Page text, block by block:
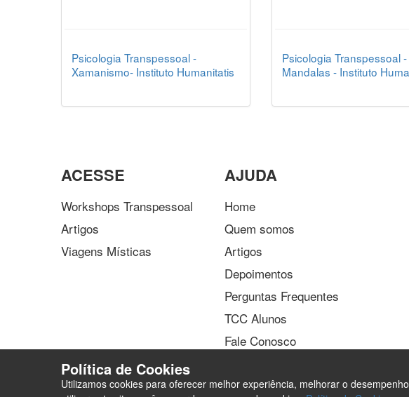
Psicologia Transpessoal -
Xamanismo- Instituto Humanitatis
Psicologia Transpessoal -
Mandalas - Instituto
ACESSE
Workshops Transpessoal
Artigos
Viagens Místicas
AJUDA
Home
Quem somos
Artigos
Depoimentos
Perguntas Frequentes
TCC Alunos
Fale Conosco
Política de Cookies
Utilizamos cookies para oferecer melhor experiência, melhorar o